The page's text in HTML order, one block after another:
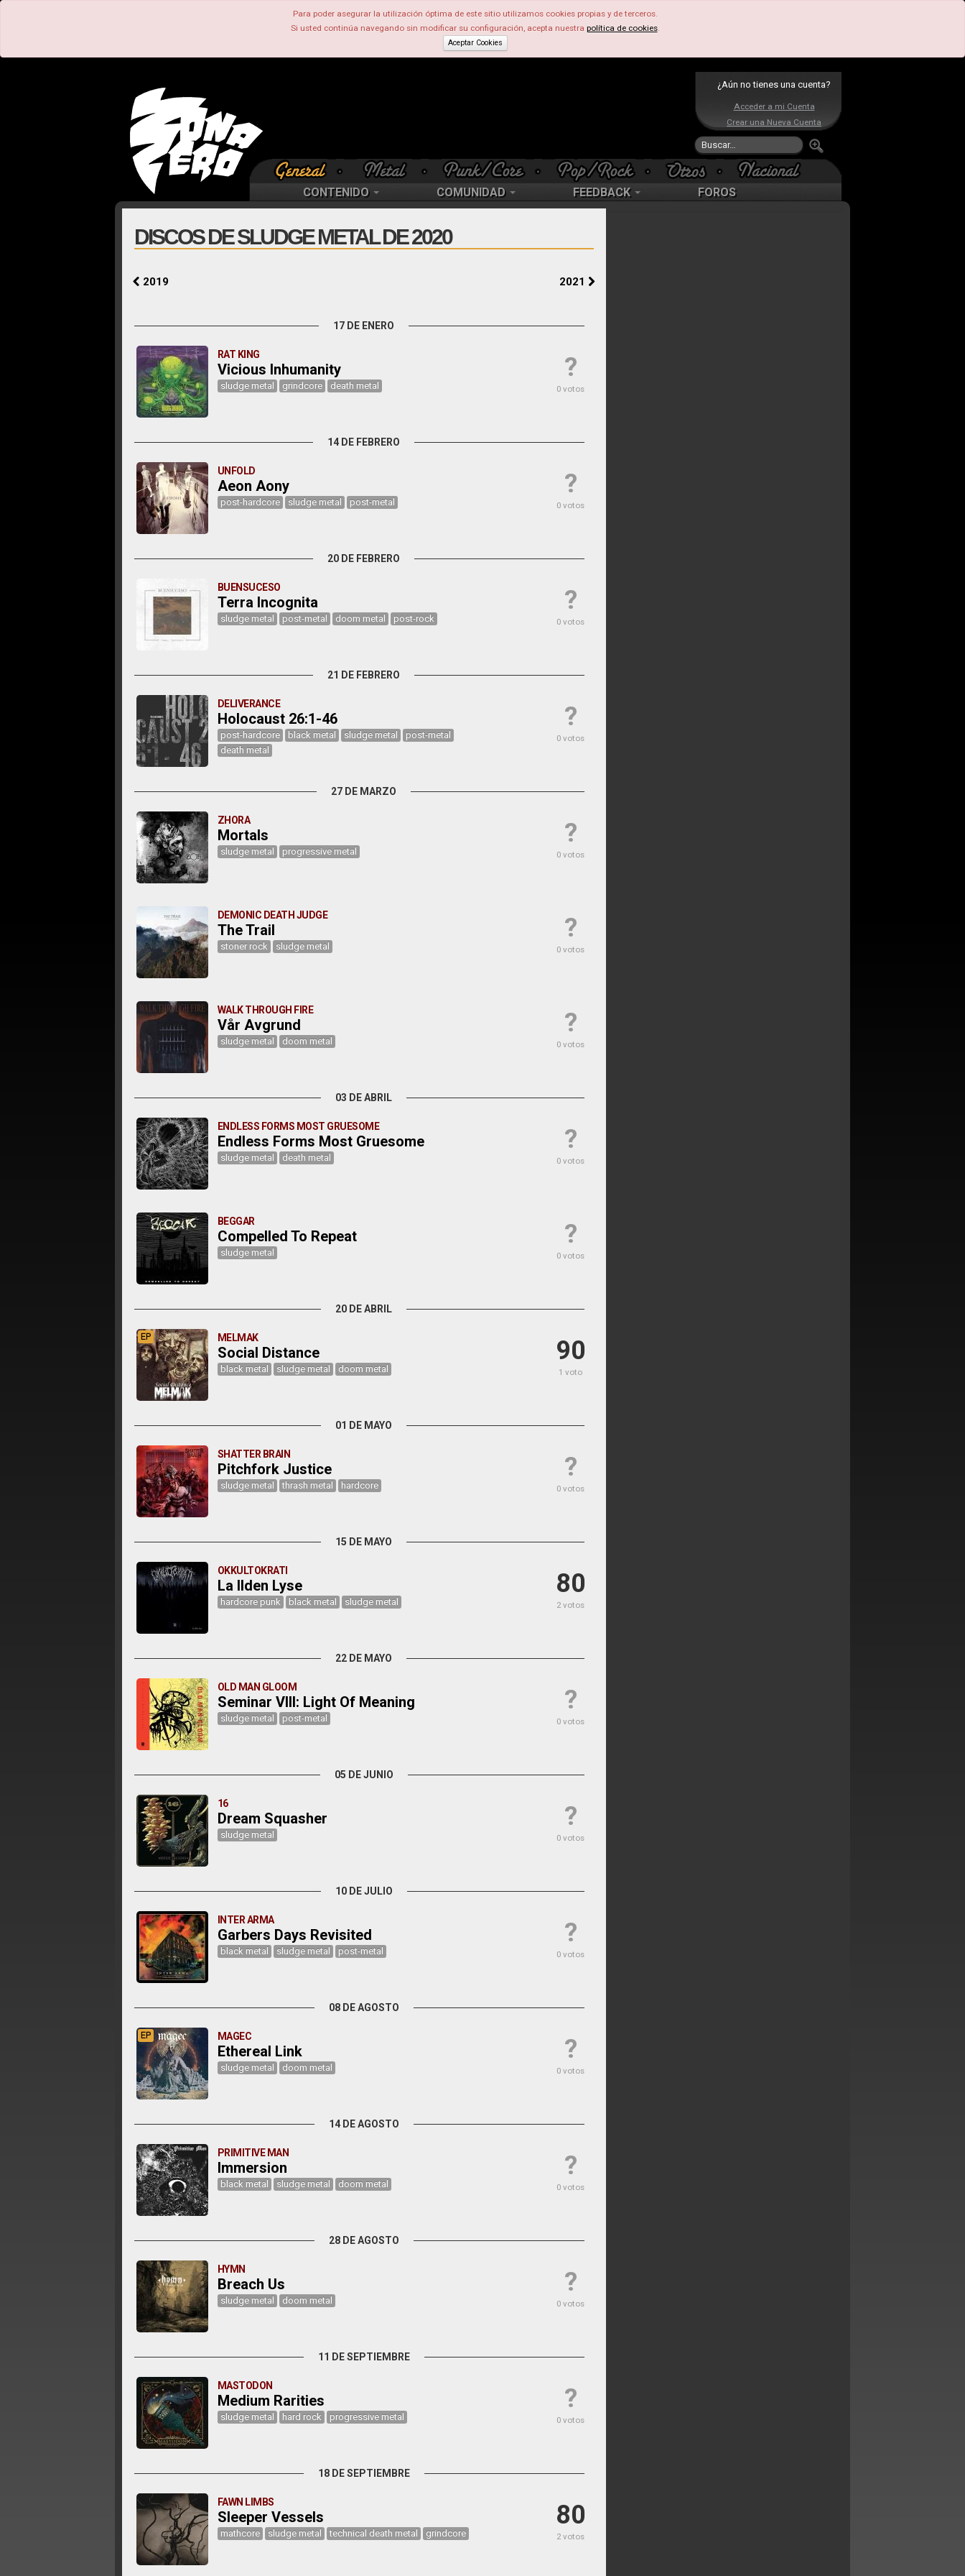
Para poder asegurar la utilización óptima de este sitio utilizamos cookies propias y de terceros.
Si usted continúa navegando sin modificar su configuración, acepta nuestra política de cookies.
Aceptar Cookies
¿Aún no tienes una cuenta?
Acceder a mi Cuenta
Crear una Nueva Cuenta
CONTENIDO COMUNIDAD FEEDBACK FOROS
DISCOS DE SLUDGE METAL DE 2020
2019 2021
17 DE ENERO
?
0 votos
RAT KING
Vicious Inhumanity
sludge metal grindcore death metal
14 DE FEBRERO
?
0 votos
UNFOLD
Aeon Aony
post-hardcore sludge metal post-metal
20 DE FEBRERO
?
0 votos
BUENSUCESO
Terra Incognita
sludge metal post-metal doom metal post-rock
21 DE FEBRERO
?
0 votos
DELIVERANCE
Holocaust 26:1-46
post-hardcore black metal sludge metal
post-metal
death metal
27 DE MARZO
?
0 votos
ZHORA
Mortals
sludge metal progressive metal
?
0 votos
DEMONIC DEATH JUDGE
The Trail
stoner rock sludge metal
?
0 votos
WALK THROUGH FIRE
Vår Avgrund
sludge metal doom metal
03 DE ABRIL
?
0 votos
ENDLESS FORMS MOST GRUESOME
Endless Forms Most Gruesome
sludge metal death metal
?
0 votos
BEGGAR
Compelled To Repeat
sludge metal
20 DE ABRIL
90
1 voto
EP MELMAK
Social Distance
black metal sludge metal doom metal
01 DE MAYO
?
0 votos
SHATTER BRAIN
Pitchfork Justice
sludge metal thrash metal hardcore
15 DE MAYO
80
2 votos
OKKULTOKRATI
La Ilden Lyse
hardcore punk black metal sludge metal
22 DE MAYO
?
0 votos
OLD MAN GLOOM
Seminar VIII: Light Of Meaning
sludge metal post-metal
05 DE JUNIO
?
0 votos
16
Dream Squasher
sludge metal
10 DE JULIO
?
0 votos
INTER ARMA
Garbers Days Revisited
black metal sludge metal post-metal
08 DE AGOSTO
?
0 votos
EP MAGEC
Ethereal Link
sludge metal doom metal
14 DE AGOSTO
?
0 votos
PRIMITIVE MAN
Immersion
black metal sludge metal doom metal
28 DE AGOSTO
?
0 votos
HYMN
Breach Us
sludge metal doom metal
11 DE SEPTIEMBRE
?
0 votos
MASTODON
Medium Rarities
sludge metal hard rock progressive metal
18 DE SEPTIEMBRE
80
2 votos
FAWN LIMBS
Sleeper Vessels
mathcore sludge metal technical death metal grindcore